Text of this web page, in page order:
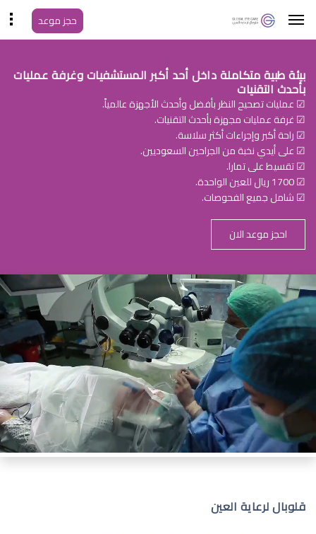
حجز موعد
بيئة طبية متكاملة داخل أحد أكبر المستشفيات وغرفة عمليات
بأحدث التقنيات
☑ عمليات تصحيح النظر بأفضل وأحدث الأجهزة عالمياً.
☑ غرفة عمليات مجهزة بأحدث التقنيات.
☑ راحة أكبر وإجراءات أكثر سلاسة.
☑ على أيدي نخبة من الجراحين السعوديين.
☑ تقسيط على تمارا.
☑ 1700 ريال للعين الواحدة.
☑ شامل جميع الفحوصات.
احجز موعد الان
قلوبال لرعاية العين